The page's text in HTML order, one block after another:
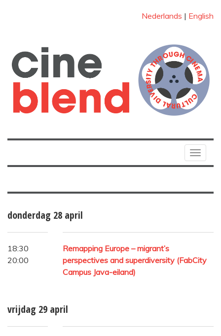
Nederlands | English
Toggle
donderdag 28 april
18:30
20:00
Remapping Europe – migrant’s
perspectives and superdiversity (FabCity
Campus Java-eiland)
vrijdag 29 april